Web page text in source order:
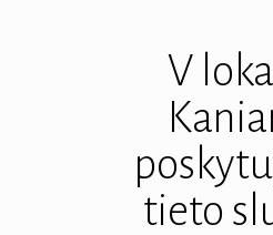
V
tieto